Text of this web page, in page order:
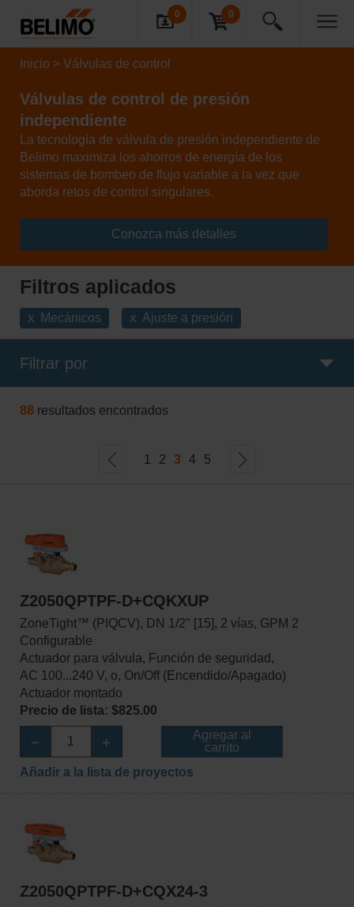
0 0
Inicio Válvulas de control
Válvulas de control de presión
independiente
La tecnología de válvula de presión independiente de
Belimo maximiza los ahorros de energía de los
sistemas de bombeo de flujo variable a la vez que
aborda retos de control singulares.
Conozca más detalles
Filtros aplicados
x Mecánicos x Ajuste a presión
Filtrar por
88resultados encontrados
1 2 3 4 5
Z2050QPTPF-D+CQKXUP
ZoneTight™ (PIQCV), DN 1/2" [15], 2 vías, GPM 2
Configurable
Actuador para válvula, Función de seguridad,
AC 100...240 V, o, On/Off (Encendido/Apagado)
Actuador montado
Precio de lista: $825.00
Agregar al
carrito
Añadir a la lista de proyectos
Z2050QPTPF-D+CQX24-3